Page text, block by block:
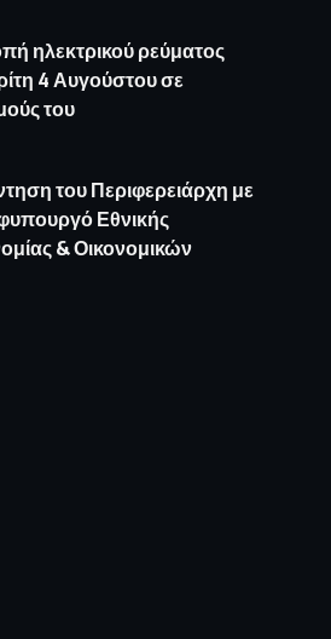
ηλεκτρικού ρεύματος
4 Αυγούστου σε
του
του Περιφερειάρχη με
Εθνικής
& Οικονομικών